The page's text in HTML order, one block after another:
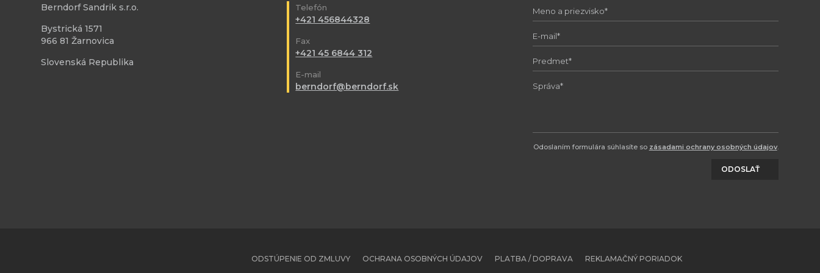
Berndorf Sandrik s.r.o.
Bystrická 1571
966 81 Žarnovica
Slovenská Republika
Telefón
+421 456844328
Fax
+421 45 6844 312
E-mail
berndorf@berndorf.sk
Odoslaním formulára súhlasíte so zásadami ochrany osobných údajov.
ODOSLAŤ
ODSTÚPENIE OD ZMLUVY OCHRANA OSOBNÝCH ÚDAJOV PLATBA / DOPRAVA REKLAMAČNÝ PORIADOK